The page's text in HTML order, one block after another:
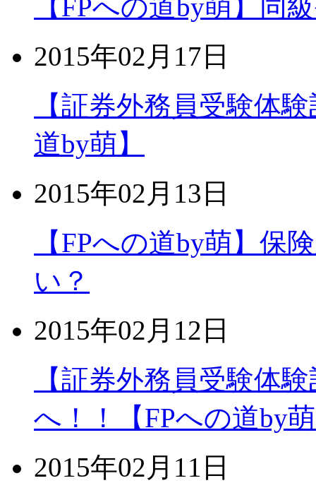
【FPへの道by萌】同
2015年02月17日
【証券外務員受験体
道by萌】
2015年02月13日
【FPへの道by萌】保
い？
2015年02月12日
【証券外務員受験体
へ！！【FPへの道by
2015年02月11日